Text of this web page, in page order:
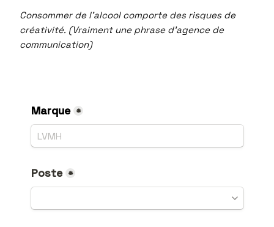
Consommer de l’alcool comporte des risques de
créativité. (Vraiment une phrase d’agence de
communication)